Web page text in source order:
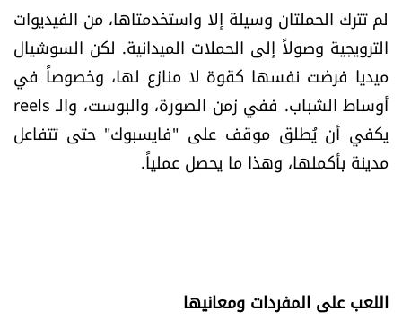
فصل من كتاب
اقرأ تضحك
كاميرا
الرياضة
لم تترك الحملتان وسيلة إلا واستخدمتاها، من الفيديوات
الترويجية وصولاً إلى الحملات الميدانية. لكن السوشيال
ميديا فرضت نفسها كقوة لا منازع لها، وخصوصاً في
أوساط الشباب. ففي زمن الصورة، والبوست، والـ reels
يكفي أن يُطلق موقف على "فايسبوك" حتى تتفاعل
مدينة بأكملها، وهذا ما يحصل عملياً.
اللعب على المفردات ومعانيها